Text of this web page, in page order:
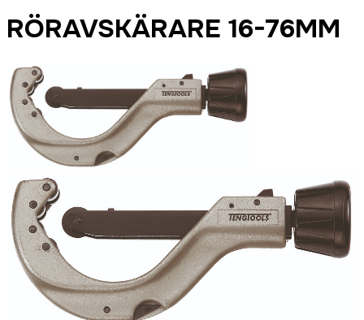
RÖRAVSKÄRARE 16-76MM